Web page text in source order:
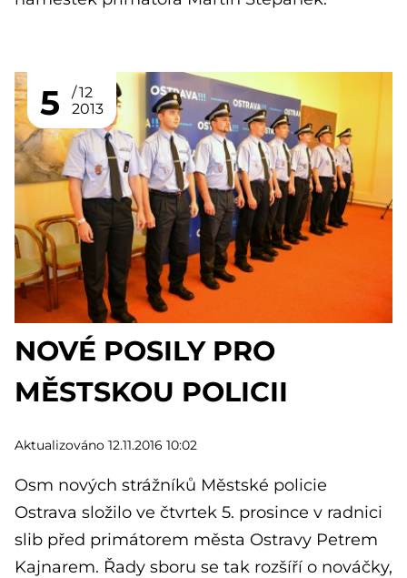
5
12
2013
NOVÉ POSILY PRO
MĚSTSKOU POLICII
Aktualizováno 12.11.2016 10:02
Osm nových strážníků Městské policie
Ostrava složilo ve čtvrtek 5. prosince v radnici
slib před primátorem města Ostravy Petrem
Kajnarem. Řady sboru se tak rozšíří o nováčky,